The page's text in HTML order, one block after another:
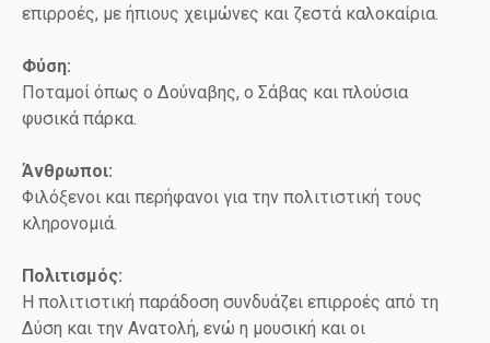
επιρροές, με ήπιους χειμώνες και ζεστά καλοκαίρια.
Φύση:
Ποταμοί όπως ο Δούναβης, ο Σάβας και πλούσια
φυσικά πάρκα.
Άνθρωποι:
Φιλόξενοι και περήφανοι για την πολιτιστική τους
κληρονομιά.
Πολιτισμός:
Η πολιτιστική παράδοση συνδυάζει επιρροές από τη
Δύση και την Ανατολή, ενώ η μουσική και οι